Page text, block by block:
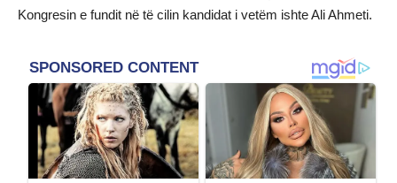
Kongresin e fundit në të cilin kandidat i vetëm ishte Ali Ahmeti.